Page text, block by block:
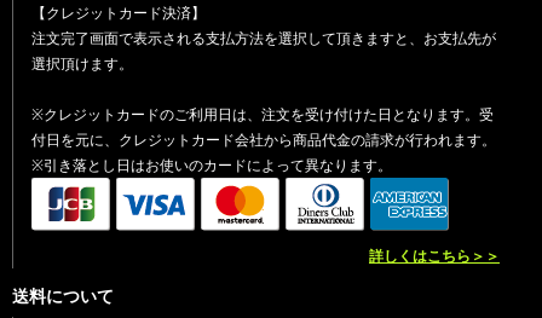
【クレジットカード決済】
注文完了画面で表示される支払方法を選択して頂きますと、お支払先が
選択頂けます。
※クレジットカードのご利用日は、注文を受け付けた日となります。受
付日を元に、クレジットカード会社から商品代金の請求が行われます。
※引き落とし日はお使いのカードによって異なります。
詳しくはこちら＞＞
送料について